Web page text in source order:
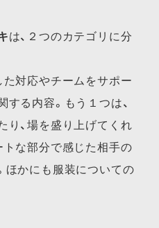
は、２つのカテゴリに分
た対応やチームをサポー
する内容。もう１つは、
り、場を盛り上げてくれ
トな部分で感じた相手の
ほかにも服装についての